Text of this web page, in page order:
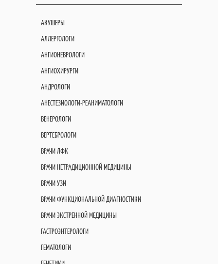
АКУШЕРЫ
АЛЛЕРГОЛОГИ
АНГИОНЕВРОЛОГИ
АНГИОХИРУРГИ
АНДРОЛОГИ
АНЕСТЕЗИОЛОГИ-РЕАНИМАТОЛОГИ
ВЕНЕРОЛОГИ
ВЕРТЕБРОЛОГИ
ВРАЧИ ЛФК
ВРАЧИ НЕТРАДИЦИОННОЙ МЕДИЦИНЫ
ВРАЧИ УЗИ
ВРАЧИ ФУНКЦИОНАЛЬНОЙ ДИАГНОСТИКИ
ВРАЧИ ЭКСТРЕННОЙ МЕДИЦИНЫ
ГАСТРОЭНТЕРОЛОГИ
ГЕМАТОЛОГИ